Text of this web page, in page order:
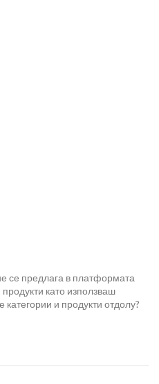
се предлага в платформата
като използваш
категории и продукти отдолу?